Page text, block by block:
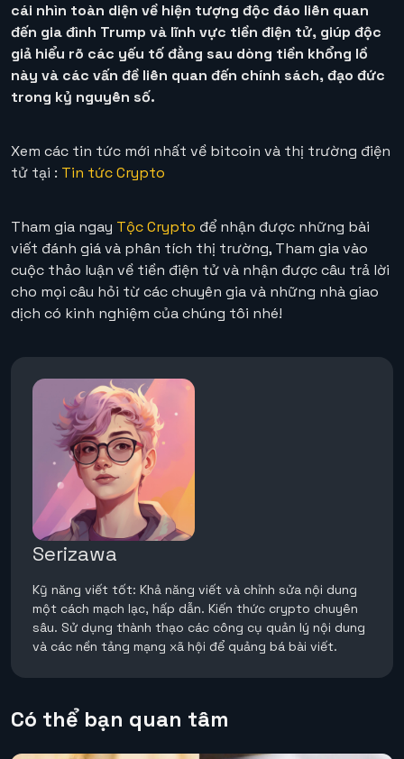
cái nhìn toàn diện về hiện tượng độc đáo liên quan
đến gia đình Trump và lĩnh vực tiền điện tử, giúp độc
giả hiểu rõ các yếu tố đằng sau dòng tiền khổng lồ
này và các vấn đề liên quan đến chính sách, đạo đức
trong kỷ nguyên số.
Xem các tin tức mới nhất về bitcoin và thị trường điện
tử tại : Tin tức Crypto
Tham gia ngay Tộc Crypto để nhận được những bài
viết đánh giá và phân tích thị trường, Tham gia vào
cuộc thảo luận về tiền điện tử và nhận được câu trả lời
cho mọi câu hỏi từ các chuyên gia và những nhà giao
dịch có kinh nghiệm của chúng tôi nhé!
Serizawa
Kỹ năng viết tốt: Khả năng viết và chỉnh sửa nội dung
một cách mạch lạc, hấp dẫn. Kiến thức crypto chuyên
sâu. Sử dụng thành thạo các công cụ quản lý nội dung
và các nền tảng mạng xã hội để quảng bá bài viết.
Có thể bạn quan tâm